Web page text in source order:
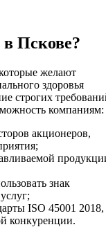
Пскове?
желают
здоровья
строгих
компаниям:
акционеров,
знак
ISO 45001 2018,
конкуренции.